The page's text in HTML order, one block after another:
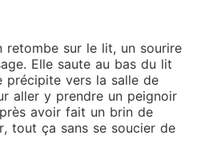
retombe sur le lit, un sourire
Elle saute au bas du lit
vers la salle de
aller y prendre un peignoir
avoir fait un brin de
tout ça sans se soucier de